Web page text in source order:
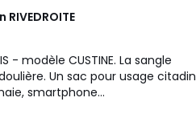
RIVEDROITE
- modèle CUSTINE. La sangle
Un sac pour usage citadin
smartphone...